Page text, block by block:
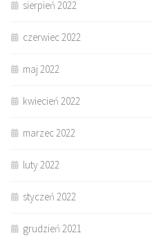
sierpień 2022
czerwiec 2022
maj 2022
kwiecień 2022
marzec 2022
luty 2022
styczeń 2022
grudzień 2021